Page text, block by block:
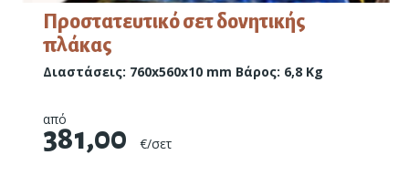
Προστατευτικό σετ δονητικής
πλάκας
Διαστάσεις: 760x560x10 mm Βάρος: 6,8 Kg
από
381,00 €/σετ